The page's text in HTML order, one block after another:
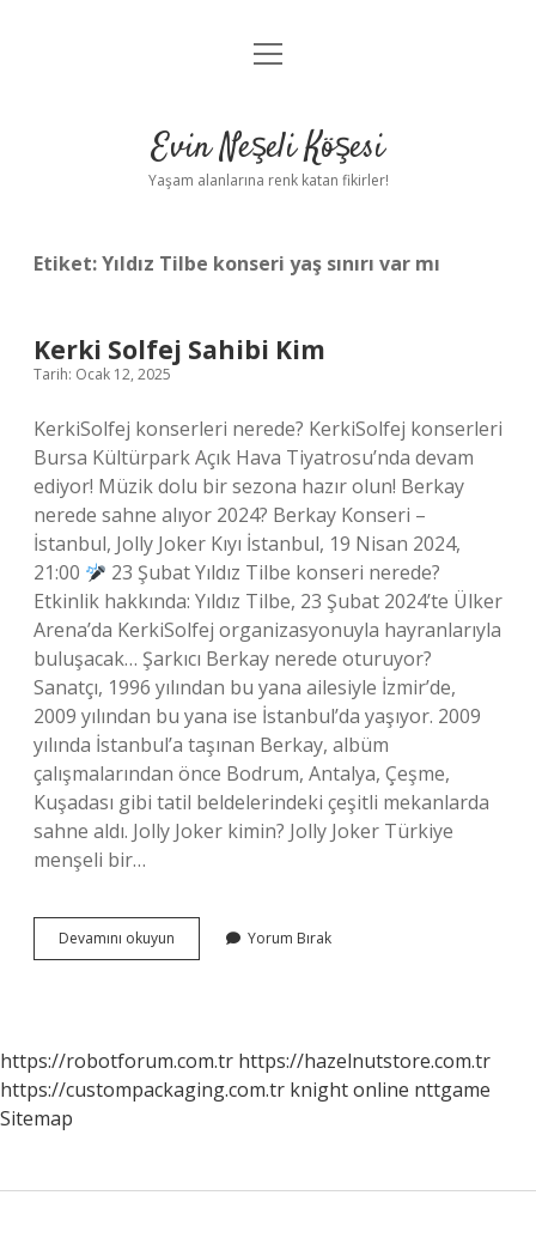
Anasayfa
Yasal Uyarı
menüyü
Evin Neşeli Köşesi
Yaşam alanlarına renk katan fikirler!
Etiket:Yıldız Tilbe konseri yaş sınırı var mı
Kerki Solfej Sahibi Kim
Tarih: Ocak 12, 2025
KerkiSolfej konserleri nerede? KerkiSolfej konserleri
Bursa Kültürpark Açık Hava Tiyatrosu’nda devam
ediyor! Müzik dolu bir sezona hazır olun! Berkay
nerede sahne alıyor 2024? Berkay Konseri –
İstanbul, Jolly Joker Kıyı İstanbul, 19 Nisan 2024,
21:00
23 Şubat Yıldız Tilbe konseri nerede?
Etkinlik hakkında: Yıldız Tilbe, 23 Şubat 2024’te Ülker
Arena’da KerkiSolfej organizasyonuyla hayranlarıyla
buluşacak… Şarkıcı Berkay nerede oturuyor?
Sanatçı, 1996 yılından bu yana ailesiyle İzmir’de,
2009 yılından bu yana ise İstanbul’da yaşıyor. 2009
yılında İstanbul’a taşınan Berkay, albüm
çalışmalarından önce Bodrum, Antalya, Çeşme,
Kuşadası gibi tatil beldelerindeki çeşitli mekanlarda
sahne aldı. Jolly Joker kimin? Jolly Joker Türkiye
menşeli bir…
Devamını okuyun
Solfej
Yorum Bırak
https://robotforum.com.tr https://hazelnutstore.com.tr
https://custompackaging.com.tr knight online nttgame
Sitemap